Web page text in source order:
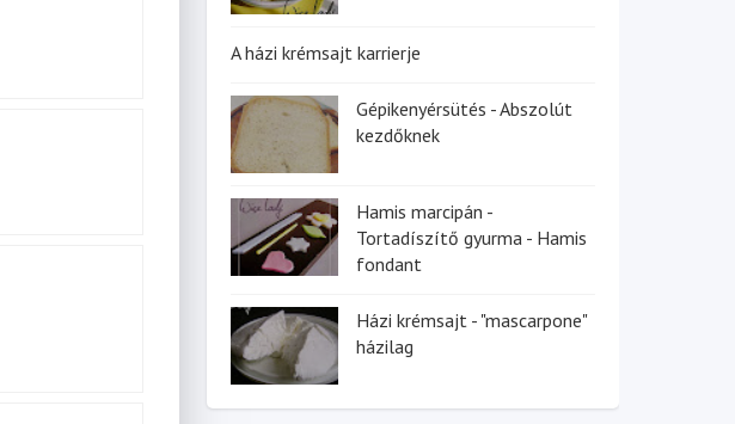
A házi krémsajt karrierje
Gépikenyérsütés - Abszolút
kezdőknek
Hamis marcipán -
Tortadíszítő gyurma - Hamis
fondant
Házi krémsajt - "mascarpone"
házilag